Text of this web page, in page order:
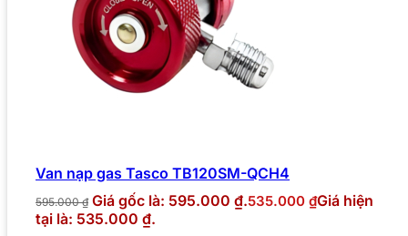
Van nạp gas Tasco TB120SM-QCH4
595.000₫ Giá gốc là: 595.000 ₫.535.000 ₫Giá hiện
tại là: 535.000 ₫.